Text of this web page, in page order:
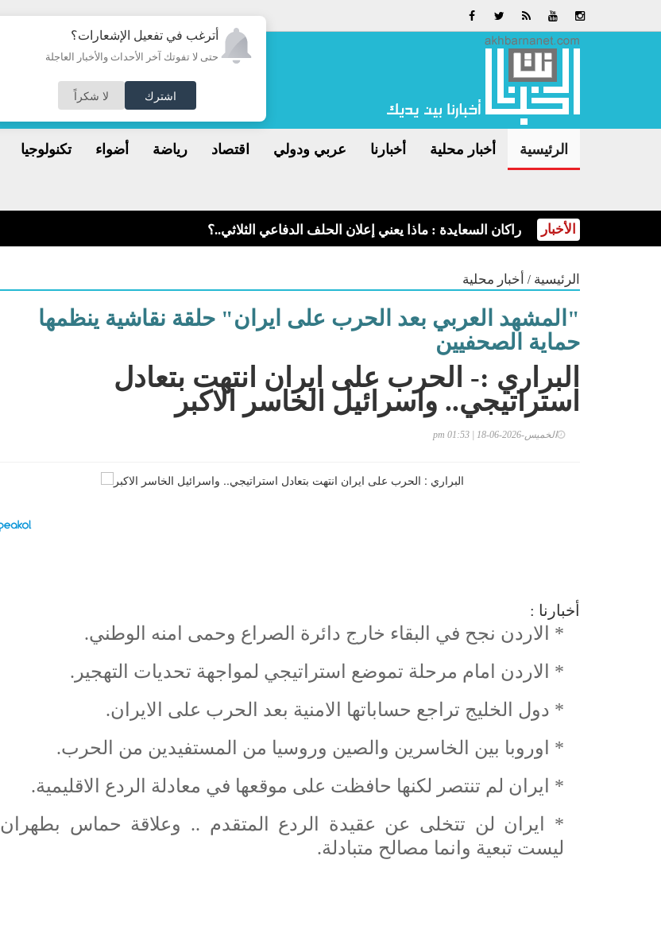
أترغب في تفعيل الإشعارات؟
حتى لا تفوتك آخر الأحداث والأخبار العاجلة
اشترك لا شكراً
الرئيسية أخبار محلية أخبارنا عربي ودولي اقتصاد رياضة أضواء تكنولوجيا
الأخبار الأمن العام: البرك الزراعية خطرٌ لا مكان للسباحة فيها
الرئيسية / أخبار محلية
"المشهد العربي بعد الحرب على ايران" حلقة نقاشية ينظمها
حماية الصحفيين
البراري :- الحرب على ايران انتهت بتعادل
استراتيجي.. واسرائيل الخاسر الاكبر
الخميس-2026-06-18 | 01:53 pm
أخبارنا :
* الاردن نجح في البقاء خارج دائرة الصراع وحمى امنه الوطني.
* الاردن امام مرحلة تموضع استراتيجي لمواجهة تحديات التهجير.
* دول الخليج تراجع حساباتها الامنية بعد الحرب على الايران.
* اوروبا بين الخاسرين والصين وروسيا من المستفيدين من الحرب.
* ايران لم تنتصر لكنها حافظت على موقعها في معادلة الردع الاقليمية.
* ايران لن تتخلى عن عقيدة الردع المتقدم .. وعلاقة حماس بطهران
ليست تبعية وانما مصالح متبادلة.